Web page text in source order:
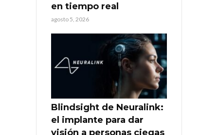
en tiempo real
agosto 5, 2026
Blindsight de Neuralink:
el implante para dar
visión a personas ciegas